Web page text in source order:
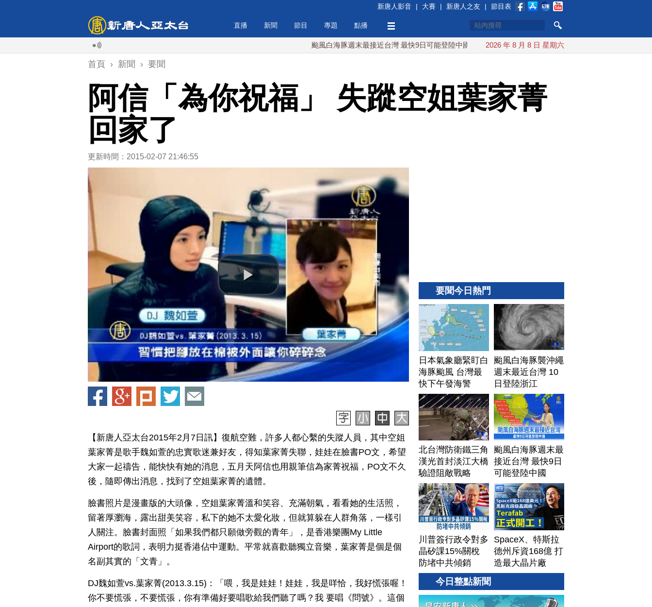
新唐人影音 | 大賽 | 新唐人之友 | 節目表
直播 新聞 節目 專題 點播
颱風白海豚週末最接近台灣 最快9日可能登陸中國 台灣漢光首結合城鎮演習 AIT連續發文讚「韌性台灣」
2026 年 8 月 8 日 星期六
首頁 › 新聞 › 要聞
阿信「為你祝福」 失蹤空姐葉家菁
回家了
更新時間：2015-02-07 21:46:55
【新唐人亞太台2015年2月7日訊】復航空難，許多人都心繫的失蹤人員，其中空姐
葉家菁是歌手魏如萱的忠實歌迷兼好友，得知葉家菁失聯，娃娃在臉書PO文，希望
大家一起禱告，能快快有她的消息，五月天阿信也用親筆信為家菁祝福，PO文不久
後，隨即傳出消息，找到了空姐葉家菁的遺體。
臉書照片是漫畫版的大頭像，空姐葉家菁溫和笑容、充滿朝氣，看看她的生活照，
留著厚瀏海，露出甜美笑容，私下的她不太愛化妝，但就算躲在人群角落，一樣引
人關注。臉書封面照「如果我們都只願做旁觀的青年」，是香港樂團My Little
Airport的歌詞，表明力挺香港佔中運動。平常就喜歡聽獨立音樂，葉家菁是個是個
名副其實的「文青」。
DJ魏如萱vs.葉家菁(2013.3.15)：「喂，我是娃娃！娃娃，我是咩恰，我好慌張喔！
你不要慌張，不要慌張，你有準備好要唱歌給我們聽了嗎？我 要唱《問號》。這個
要聞今日熱門
日本氣象廳緊盯白
海豚颱風 台灣最
快下午發海警
颱風白海豚襲沖繩
週末最近台灣 10
日登陸浙江
北台灣防衛鐵三角
漢光首封淡江大橋
驗證阻敵戰略
颱風白海豚週末最
接近台灣 最快9日
可能登陸中國
川普簽行政令對多
晶矽課15%關稅
防堵中共傾銷
SpaceX、特斯拉
德州斥資168億 打
造最大晶片廠
Terafab
今日整點新聞